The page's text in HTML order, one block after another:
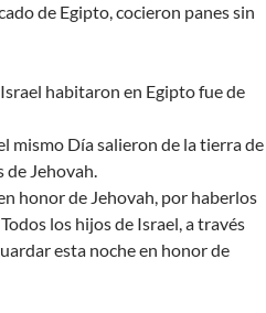
de Egipto, cocieron panes sin
habitaron en Egipto fue de
mismo Día salieron de la tierra de
de Jehovah.
honor de Jehovah, por haberlos
los hijos de Israel, a través
esta noche en honor de